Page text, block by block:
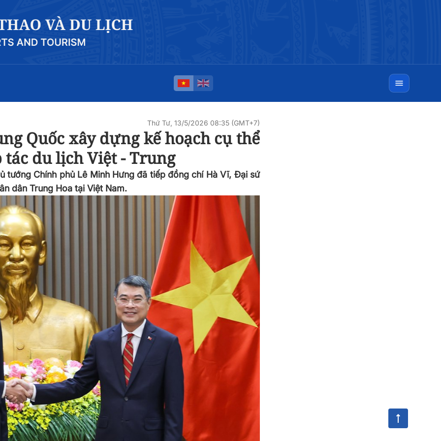
Thứ Tư, 13/5/2026 08:35 (GMT+7)
Quốc xây dựng kế hoạch cụ thể
du lịch Việt - Trung
tướng Chính phủ Lê Minh Hưng đã tiếp đồng chí Hà Vĩ, Đại sứ
dân Trung Hoa tại Việt Nam.